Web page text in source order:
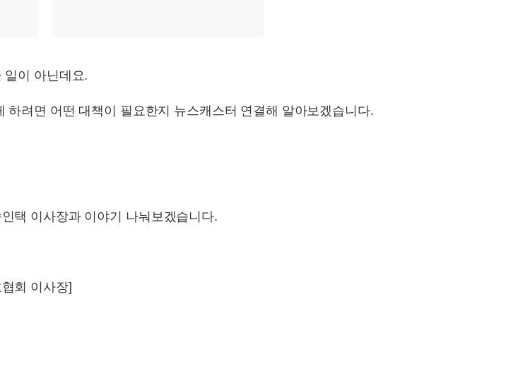
일이 아닌데요.
하려면 어떤 대책이 필요한지 뉴스캐스터 연결해 알아보겠습니다.
택 이사장과 이야기 나눠보겠습니다.
회 이사장]